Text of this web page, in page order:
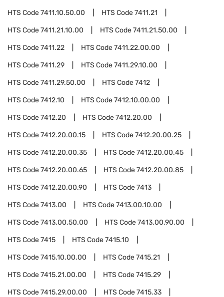
HTS Code7411.10.50.00 HTS Code7411.21
HTS Code7411.21.10.00 HTS Code7411.21.50.00
HTS Code7411.22 HTS Code7411.22.00.00
HTS Code7411.29 HTS Code7411.29.10.00
HTS Code7411.29.50.00 HTS Code7412
HTS Code7412.10 HTS Code7412.10.00.00
HTS Code7412.20 HTS Code7412.20.00
HTS Code7412.20.00.15 HTS Code7412.20.00.25
HTS Code7412.20.00.35 HTS Code7412.20.00.45
HTS Code7412.20.00.65 HTS Code7412.20.00.85
HTS Code7412.20.00.90 HTS Code7413
HTS Code7413.00 HTS Code7413.00.10.00
HTS Code7413.00.50.00 HTS Code7413.00.90.00
HTS Code7415 HTS Code7415.10
HTS Code7415.10.00.00 HTS Code7415.21
HTS Code7415.21.00.00 HTS Code7415.29
HTS Code7415.29.00.00 HTS Code7415.33